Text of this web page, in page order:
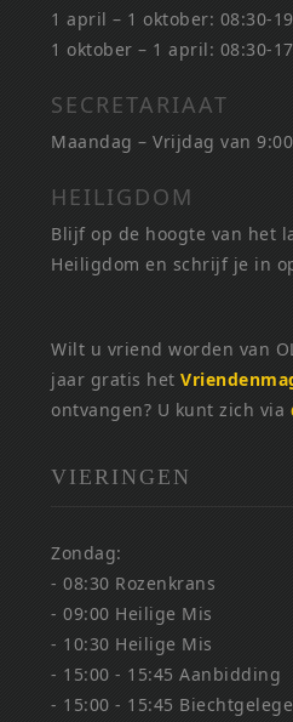
1 april – 1 oktober: 08:30-
1 oktober – 1 april: 08:30-
SECRETARIAAT
Maandag – Vrijdag van
HEILIGDOM
Blijf op de hoogte van het
Heiligdom en schrijf je in
Wilt u vriend worden van
jaar gratis het
ontvangen? U kunt zich via
VIERINGEN
Zondag:
- 08:30 Rozenkrans
- 09:00 Heilige Mis
- 10:30 Heilige Mis
- 15:00 - 15:45 Aanbidding
- 15:00 - 15:45